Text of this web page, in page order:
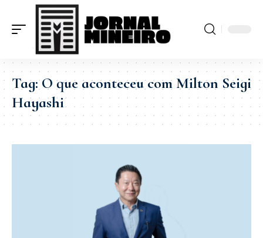
Tag:O que aconteceu com Milton Seigi
Hayashi